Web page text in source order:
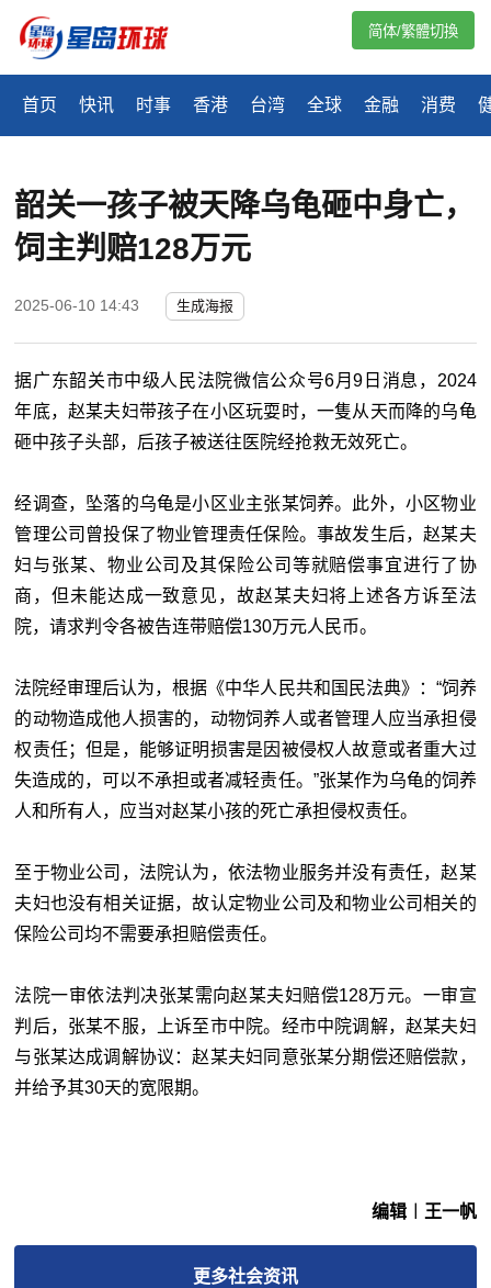
首页 快讯 时事 香港 台湾 全球 金融 消费
简体/繁體切換
韶关一孩子被天降乌龟砸中身亡，
饲主判赔128万元
2025-06-10 14:43 生成海报
据广东韶关市中级人民法院微信公众号6月9日消息，2024
年底，赵某夫妇带孩子在小区玩耍时，一隻从天而降的乌龟
砸中孩子头部，后孩子被送往医院经抢救无效死亡。
经调查，坠落的乌龟是小区业主张某饲养。此外，小区物业
管理公司曾投保了物业管理责任保险。事故发生后，赵某夫
妇与张某、物业公司及其保险公司等就赔偿事宜进行了协
商，但未能达成一致意见，故赵某夫妇将上述各方诉至法
院，请求判令各被告连带赔偿130万元人民币。
法院经审理后认为，根据《中华人民共和国民法典》：“饲养
的动物造成他人损害的，动物饲养人或者管理人应当承担侵
权责任；但是，能够证明损害是因被侵权人故意或者重大过
失造成的，可以不承担或者减轻责任。”张某作为乌龟的饲养
人和所有人，应当对赵某小孩的死亡承担侵权责任。
至于物业公司，法院认为，依法物业服务并没有责任，赵某
夫妇也没有相关证据，故认定物业公司及和物业公司相关的
保险公司均不需要承担赔偿责任。
法院一审依法判决张某需向赵某夫妇赔偿128万元。一审宣
判后，张某不服，上诉至市中院。经市中院调解，赵某夫妇
与张某达成调解协议：赵某夫妇同意张某分期偿还赔偿款，
并给予其30天的宽限期。
编辑︱王一帆
更多社会资讯